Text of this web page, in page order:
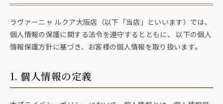
ラヴァーニャ ルクア大阪店（以下「当店」といいます）では、
個人情報の保護に関する法令を遵守するとともに、 以下の個人
情報保護方針に基づき、お客様の個人情報を取り扱います。
1. 個人情報の定義